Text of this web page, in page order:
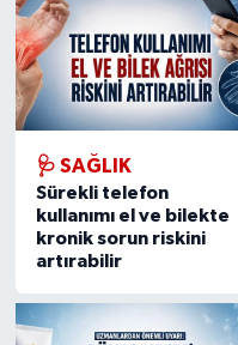
🩺 SAĞLIK
Sürekli telefon
kullanımı el ve bilekte
kronik sorun riskini
artırabilir